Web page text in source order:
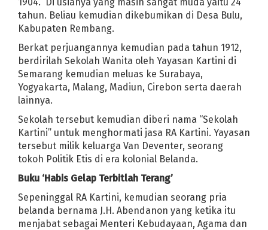
Abu Rara Penusuk Wiranto Divonis 12 Tahun Penjara
Jadwal Tayang Anime One Piece Episode 930 pada Minggu 28
Jalan Gebangcarang Dibangun Tahun Ini
Banyak Peserta Kartu Prakerja Belum Dapat Insentif, Ini
Warga Karawang - Jawa Barat
Prakiraan Cuaca Karawang Hari Ini, Senin 4 Mei 2020
Masyarakat Selama PSBB
Polisi: Hoax!
di Rumah Sakit Karawang
Situs Info Sebaran Covid-19 Dunia
Pupus
Situs SOSMAD Cilamaya Kulon Dirilis Awal Ramadhan
di Palisungan
CAPRES DAN CAWAPRES TAHUN 2019
Prabowo 44,29%
Pembangkit Listrik dari Sampah Hasilkan
tahun. Beliau kemudian dikebumikan di Desa Bulu,
Kabupaten Rembang.
Berkat perjuangannya kemudian pada tahun 1912,
berdirilah Sekolah Wanita oleh Yayasan Kartini di
Semarang kemudian meluas ke Surabaya,
Yogyakarta, Malang, Madiun, Cirebon serta daerah
lainnya.
Sekolah tersebut kemudian diberi nama “Sekolah
Kartini” untuk menghormati jasa RA Kartini. Yayasan
tersebut milik keluarga Van Deventer, seorang
tokoh Politik Etis di era kolonial Belanda.
Buku ‘Habis Gelap Terbitlah Terang’
Sepeninggal RA Kartini, kemudian seorang pria
belanda bernama J.H. Abendanon yang ketika itu
menjabat sebagai Menteri Kebudayaan, Agama dan